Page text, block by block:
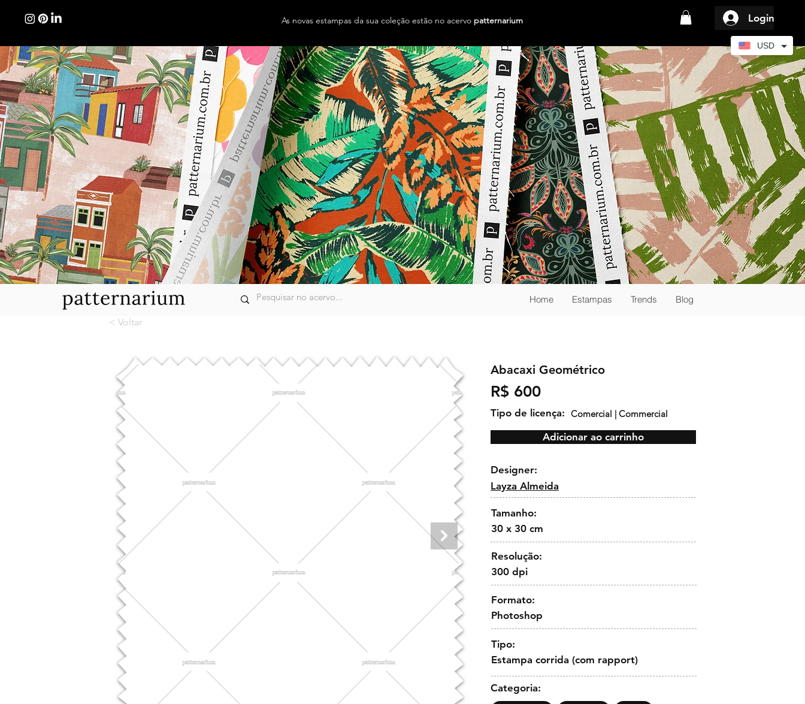
As novas estampas da sua coleção estão no acervo patternarium Login
Home Estampas Trends
Blog
< Voltar
Abacaxi Geométrico
R$ 600
Tipo de licença: Comercial | Commercial
Adicionar ao carrinho
Designer:
Layza Almeida
Tamanho:
30 x 30 cm
Resolução:
300 dpi
Formato:
Photoshop
Tipo:
Estampa corrida (com rapport)
Categoria:
USD